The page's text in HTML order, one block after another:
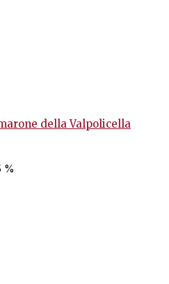
della Valpolicella
%